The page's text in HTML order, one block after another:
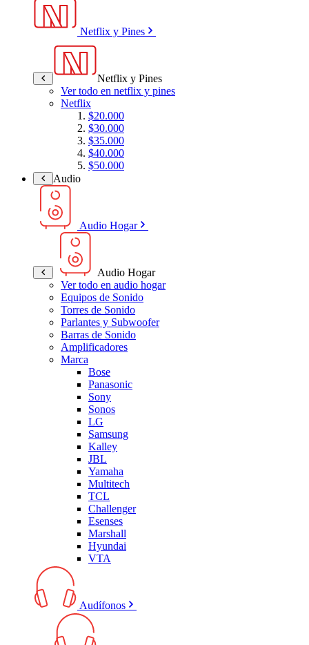
Netflix y Pines
Netflix y Pines
Ver todo en netflix y pines
Netflix
$20.000
$30.000
$35.000
$40.000
$50.000
Audio
Audio Hogar
Audio Hogar
Ver todo en audio hogar
Equipos de Sonido
Torres de Sonido
Parlantes y Subwoofer
Barras de Sonido
Amplificadores
Marca
Bose
Panasonic
Sony
Sonos
LG
Samsung
Kalley
JBL
Yamaha
Multitech
TCL
Challenger
Esenses
Marshall
Hyundai
VTA
Audífonos